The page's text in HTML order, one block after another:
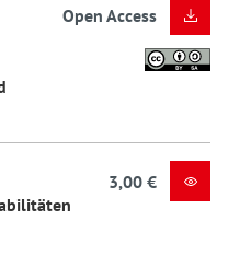
Open Access
3,00 €